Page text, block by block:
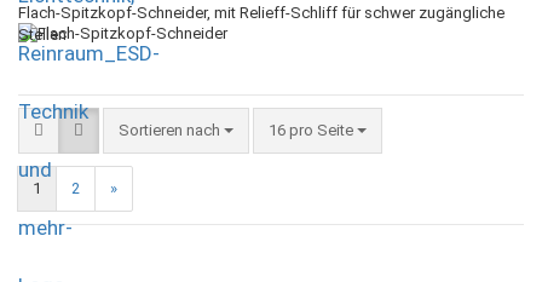
Flach-Spitzkopf-Schneider, mit Relieff-Schliff für schwer zugängliche
Stellen
Sortieren nach 16 pro Seite
1 2 »